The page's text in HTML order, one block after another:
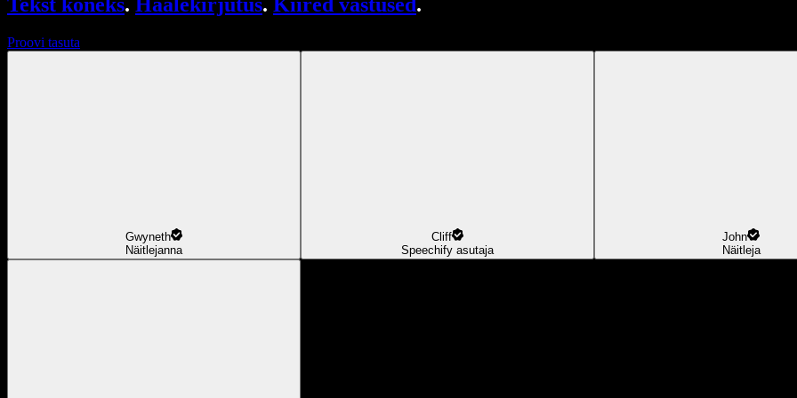
Proovi tasuta
Gwyneth
Näitlejanna
Cliff
Speechify asutaja
John
Näitleja